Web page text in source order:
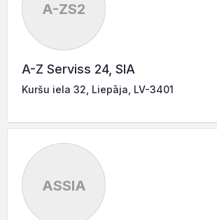
A-ZS2
A-Z Serviss 24, SIA
Kuršu iela 32, Liepāja, LV-3401
ASSIA